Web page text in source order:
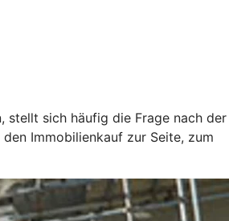
stellt sich häufig die Frage nach der
Immobilienkauf zur Seite, zum